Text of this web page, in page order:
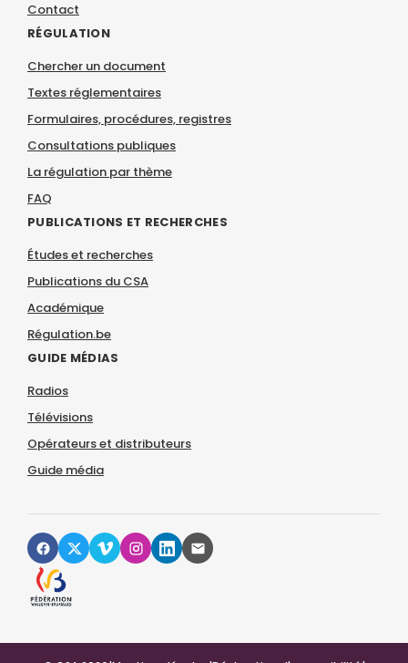
Contact
RÉGULATION
Chercher un document
Textes réglementaires
Formulaires, procédures, registres
Consultations publiques
La régulation par thème
FAQ
PUBLICATIONS ET RECHERCHES
Études et recherches
Publications du CSA
Académique
Régulation.be
GUIDE MÉDIAS
Radios
Télévisions
Opérateurs et distributeurs
Guide média